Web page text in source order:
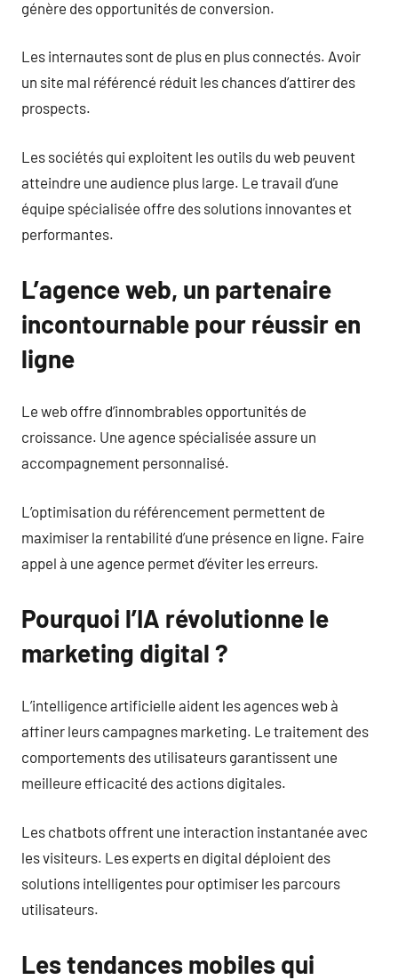
génère des opportunités de conversion.
Les internautes sont de plus en plus connectés. Avoir
un site mal référencé réduit les chances d’attirer des
prospects.
Les sociétés qui exploitent les outils du web peuvent
atteindre une audience plus large. Le travail d’une
équipe spécialisée offre des solutions innovantes et
performantes.
L’agence web, un partenaire
incontournable pour réussir en
ligne
Le web offre d’innombrables opportunités de
croissance. Une agence spécialisée assure un
accompagnement personnalisé.
L’optimisation du référencement permettent de
maximiser la rentabilité d’une présence en ligne. Faire
appel à une agence permet d’éviter les erreurs.
Pourquoi l’IA révolutionne le
marketing digital ?
L’intelligence artificielle aident les agences web à
affiner leurs campagnes marketing. Le traitement des
comportements des utilisateurs garantissent une
meilleure efficacité des actions digitales.
Les chatbots offrent une interaction instantanée avec
les visiteurs. Les experts en digital déploient des
solutions intelligentes pour optimiser les parcours
utilisateurs.
Les tendances mobiles qui